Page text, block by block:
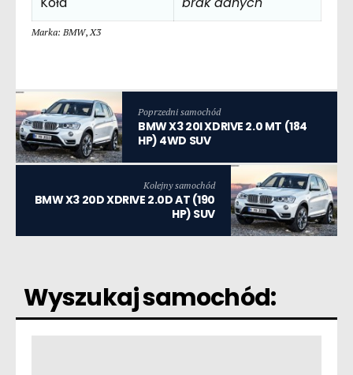
Marka: BMW,X3
Poprzedni samochód
BMW X3 20I XDRIVE 2.0 MT (184
HP) 4WD SUV
Kolejny samochód
BMW X3 20D XDRIVE 2.0D AT (190
HP) SUV
Wyszukaj samochód: